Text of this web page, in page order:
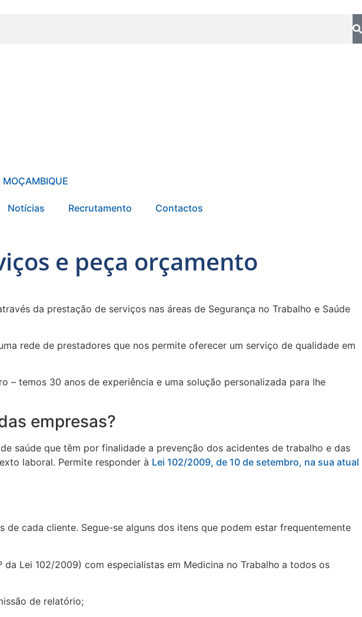
MOÇAMBIQUE
Notícias Recrutamento Contactos
e peça orçamento
da prestação de serviços nas áreas de Segurança no Trabalho e Saúde
rede de prestadores que nos permite oferecer um serviço de qualidade em
temos 30 anos de experiência e uma solução personalizada para lhe
empresas?
saúde que têm por finalidade a prevenção dos acidentes de trabalho e das
laboral. Permite responder à Lei 102/2009, de 10 de setembro, na sua atual
cada cliente. Segue-se alguns dos itens que podem estar frequentemente
da Lei 102/2009) com especialistas em Medicina no Trabalho a todos os
de relatório;